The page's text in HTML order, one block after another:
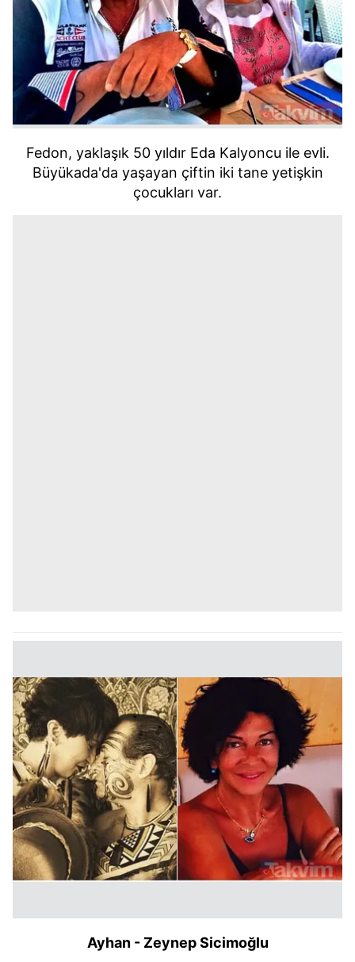
Fedon, yaklaşık 50 yıldır Eda Kalyoncu ile evli.
Büyükada'da yaşayan çiftin iki tane yetişkin
çocukları var.
Ayhan - Zeynep Sicimoğlu